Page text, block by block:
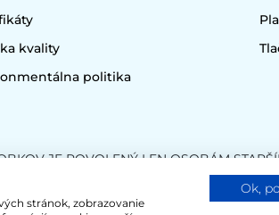
kvality
politika
JE POVOLENÝ LEN OSOBÁM
stránok, zobrazovanie
Ok,